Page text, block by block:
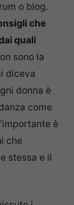
o blog.
che
quali
sono la
diceva
donna è
come
è
che
stessa e il